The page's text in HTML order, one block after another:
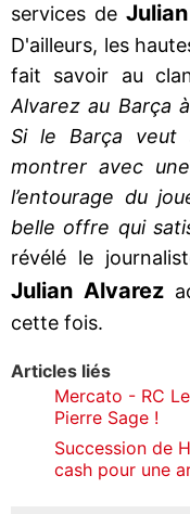
services de Julian
D'ailleurs, les
fait savoir au
Alvarez au Barça
Si le Barça veut
montrer avec
l’entourage du
belle offre qui
révélé le
Julian Alvarez
cette fois.
Articles liés
Mercato - RC
Pierre Sage !
Succession de
cash pour une